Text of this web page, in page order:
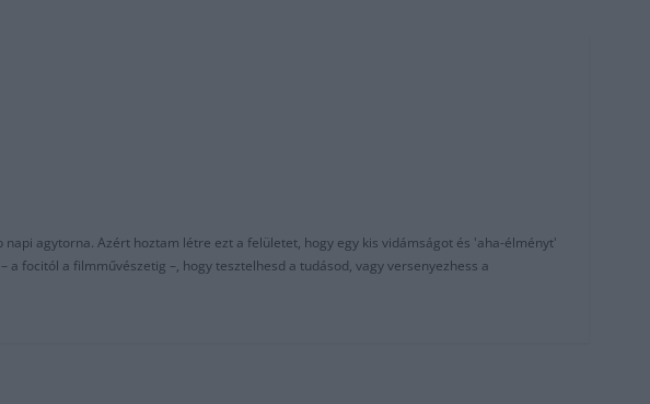
agytorna. Azért hoztam létre ezt a felületet, hogy egy kis vidámságot és 'aha-élményt'
focitól a filmművészetig –, hogy tesztelhesd a tudásod, vagy versenyezhess a